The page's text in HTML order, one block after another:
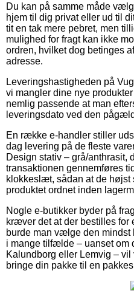
Du kan på samme måde
hjem til dig privat eller ud til
tit en tak mere pebret, men
mulighed for fragt kan ikke
ordren, hvilket dog betinges
adresse.
Leveringshastigheden på
vi mangler dine nye
nemlig passende at man
leveringsdato ved den
En række e-handler stiller
dag levering på de fleste
Design stativ – grå/anthrasit,
transaktionen gennemføres
klokkeslæt, sådan at de højst
produktet ordnet inden
Nogle e-butikker byder på
kræver det at der bestilles for
burde man vælge den
i mange tilfælde – uanset om
Kalundborg eller Lemvig –
bringe din pakke til en